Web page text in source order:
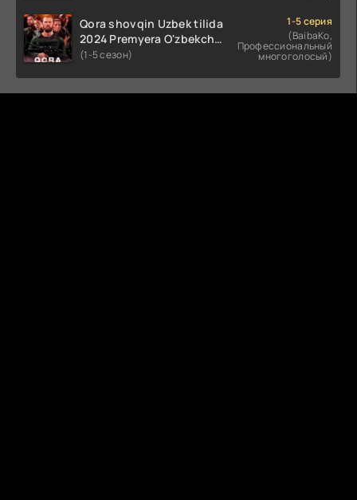
Qora shovqin Uzbek tilida
2024 Premyera O'zbekcha
tarjima kino HD skachat
(1-5 сезон)
1-5 серия
(BaibaKo,
Профессиональный
многоголосый)